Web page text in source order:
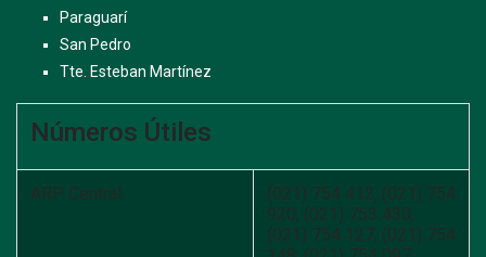
Paraguarí
San Pedro
Tte. Esteban Martínez
Números Útiles
ARP Central
(021) 754 412, (021) 754
920, (021) 753 430,
(021) 754 127, (021) 754